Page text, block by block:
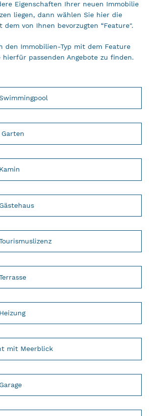
Eigenschaften Ihrer neuen Immobilie
liegen, dann wählen Sie hier die
von Ihnen bevorzugten “Feature".
den Immobilien-Typ mit dem Feature
hierfür passenden Angebote zu finden.
mit Meerblick